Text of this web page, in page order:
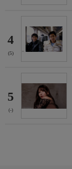
4
(5)
5
(-)